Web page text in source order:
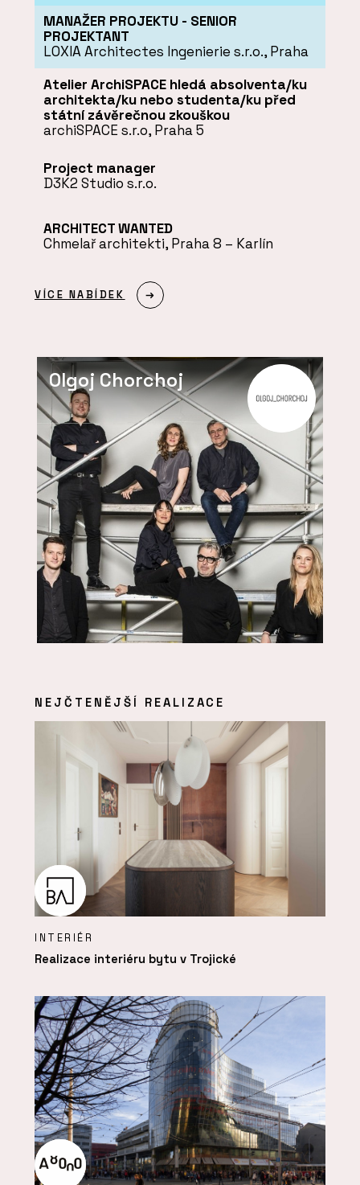
MANAŽER PROJEKTU - SENIOR
PROJEKTANT
LOXIA Architectes Ingenierie s.r.o., Praha
Atelier ArchiSPACE hledá absolventa/ku
architekta/ku nebo studenta/ku před
státní závěrečnou zkouškou
archiSPACE s.r.o, Praha 5
Project manager
D3K2 Studio s.r.o.
ARCHITECT WANTED
Chmelař architekti, Praha 8 – Karlín
VÍCE NABÍDEK
Olgoj Chorchoj
NEJČTENĚJŠÍ REALIZACE
INTERIÉR
Realizace interiéru bytu v Trojické